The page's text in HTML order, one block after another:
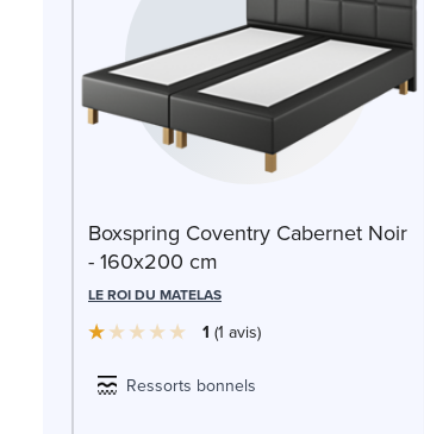
Boxspring Coventry Cabernet Noir
- 160x200 cm
LE ROI DU MATELAS
1 1 avis
Ressorts bonnels